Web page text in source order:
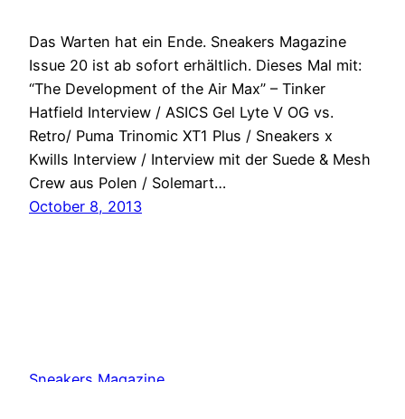
Das Warten hat ein Ende. Sneakers Magazine
Issue 20 ist ab sofort erhältlich. Dieses Mal mit:
“The Development of the Air Max” – Tinker
Hatfield Interview / ASICS Gel Lyte V OG vs.
Retro/ Puma Trinomic XT1 Plus / Sneakers x
Kwills Interview / Interview mit der Suede & Mesh
Crew aus Polen / Solemart…
October 8, 2013
Sneakers Magazine